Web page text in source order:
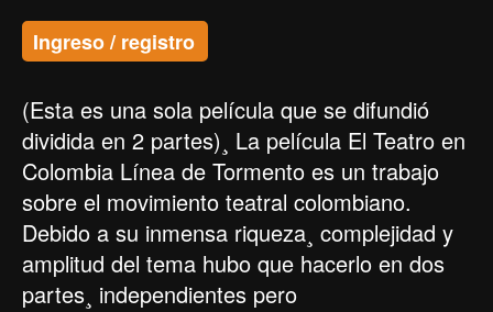
Ingreso / registro
(Esta es una sola película que se difundió
dividida en 2 partes)¸ La película El Teatro en
Colombia Línea de Tormento es un trabajo
sobre el movimiento teatral colombiano.
Debido a su inmensa riqueza¸ complejidad y
amplitud del tema hubo que hacerlo en dos
partes¸ independientes pero